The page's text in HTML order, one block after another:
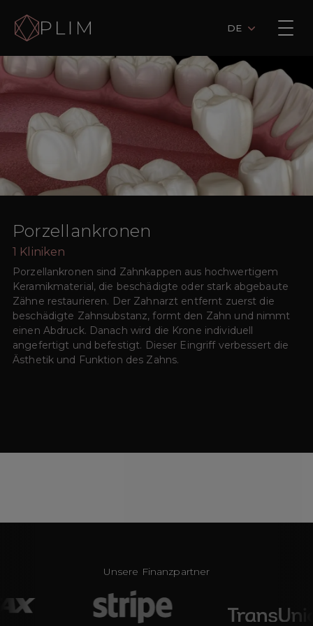
DE
Porzellankronen
1 Kliniken
Porzellankronen sind Zahnkappen aus hochwertigem
Keramikmaterial, die beschädigte oder stark abgebaute
Zähne restaurieren. Der Zahnarzt entfernt zuerst die
beschädigte Zahnsubstanz, formt den Zahn und nimmt
einen Abdruck. Danach wird die Krone individuell
angefertigt und befestigt. Dieser Eingriff verbessert die
Ästhetik und Funktion des Zahns.
Unsere Finanzpartner